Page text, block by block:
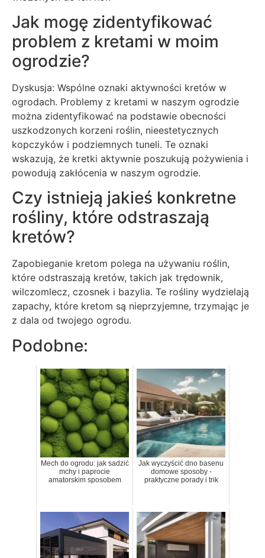
Jak mogę zidentyfikować
problem z kretami w moim
ogrodzie?
Dyskusja: Wspólne oznaki aktywności kretów w
ogrodach. Problemy z kretami w naszym ogrodzie
można zidentyfikować na podstawie obecności
uszkodzonych korzeni roślin, nieestetycznych
kopczyków i podziemnych tuneli. Te oznaki
wskazują, że kretki aktywnie poszukują pożywienia i
powodują zakłócenia w naszym ogrodzie.
Czy istnieją jakieś konkretne
rośliny, które odstraszają
kretów?
Zapobieganie kretom polega na używaniu roślin,
które odstraszają kretów, takich jak trędownik,
wilczomlecz, czosnek i bazylia. Te rośliny wydzielają
zapachy, które kretom są nieprzyjemne, trzymając je
z dala od twojego ogrodu.
Podobne:
Mech do ogrodu: jak sadzić
mchy i paprocie
amatorskim sposobem
Jak wyczyścić dno basenu
domowe sposoby -
praktyczne porady i trik